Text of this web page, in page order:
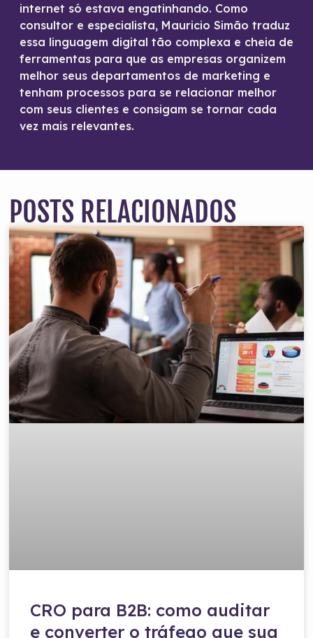
internet só estava engatinhando. Como
consultor e especialista, Mauricio Simão traduz
essa linguagem digital tão complexa e cheia de
ferramentas para que as empresas organizem
melhor seus departamentos de marketing e
tenham processos para se relacionar melhor
com seus clientes e consigam se tornar cada
vez mais relevantes.
POSTS RELACIONADOS
CRO para B2B: como auditar
e converter o tráfego que sua